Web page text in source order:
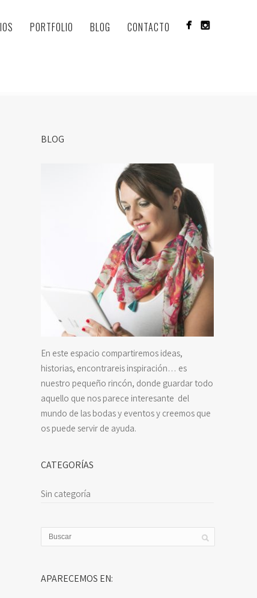
PORTFOLIO BLOG CONTACTO
BLOG
En este espacio compartiremos ideas,
historias, encontrareis inspiración… es
nuestro pequeño rincón, donde guardar todo
aquello que nos parece interesante del
mundo de las bodas y eventos y creemos que
os puede servir de ayuda.
CATEGORÍAS
Sin categoría
APARECEMOS EN: